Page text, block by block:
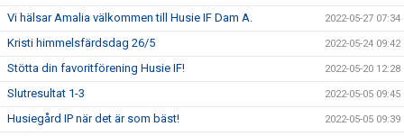
Vi hälsar Amalia välkommen till Husie IF Dam A. 2022-05-27 07:34
Kristi himmelsfärdsdag 26/5 2022-05-24 09:42
Stötta din favoritförening Husie IF! 2022-05-20 12:28
Slutresultat 1-3 2022-05-05 09:45
Husiegård IP när det är som bäst! 2022-05-05 09:39